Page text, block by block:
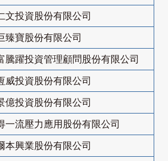
文投資股份有限公司
臻寶股份有限公司
騰躍投資管理顧問股份有限公司
威投資股份有限公司
億投資股份有限公司
一流壓力應用股份有限公司
本興業股份有限公司